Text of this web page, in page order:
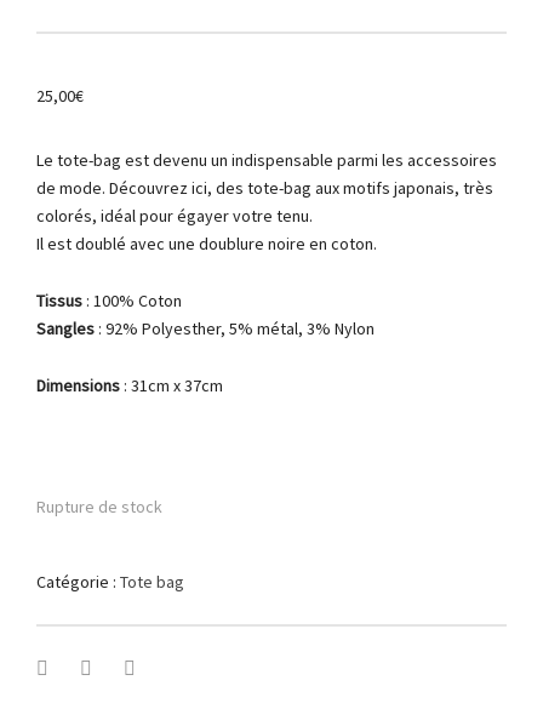
25,00€
Le tote-bag est devenu un indispensable parmi les accessoires
de mode. Découvrez ici, des tote-bag aux motifs japonais, très
colorés, idéal pour égayer votre tenu.
Il est doublé avec une doublure noire en coton.
Tissus : 100% Coton
Sangles : 92% Polyesther, 5% métal, 3% Nylon
Dimensions : 31cm x 37cm
Rupture de stock
Catégorie : Tote bag